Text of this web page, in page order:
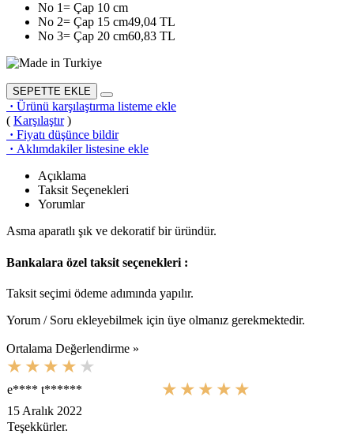
No 1= Çap 10 cm
No 2= Çap 15 cm49,04 TL
No 3= Çap 20 cm60,83 TL
SEPETTE EKLE
· Ürünü karşılaştırma listeme ekle
( Karşılaştır)
· Fiyatı düşünce bildir
· Aklımdakiler listesine ekle
Açıklama
Taksit Seçenekleri
Yorumlar
Asma aparatlı şık ve dekoratif bir üründür.
Bankalara özel taksit seçenekleri :
Taksit seçimi ödeme adımında yapılır.
Yorum / Soru ekleyebilmek için üye olmanız gerekmektedir.
Ortalama Değerlendirme »
e**** t******
15 Aralık 2022
Teşekkürler.